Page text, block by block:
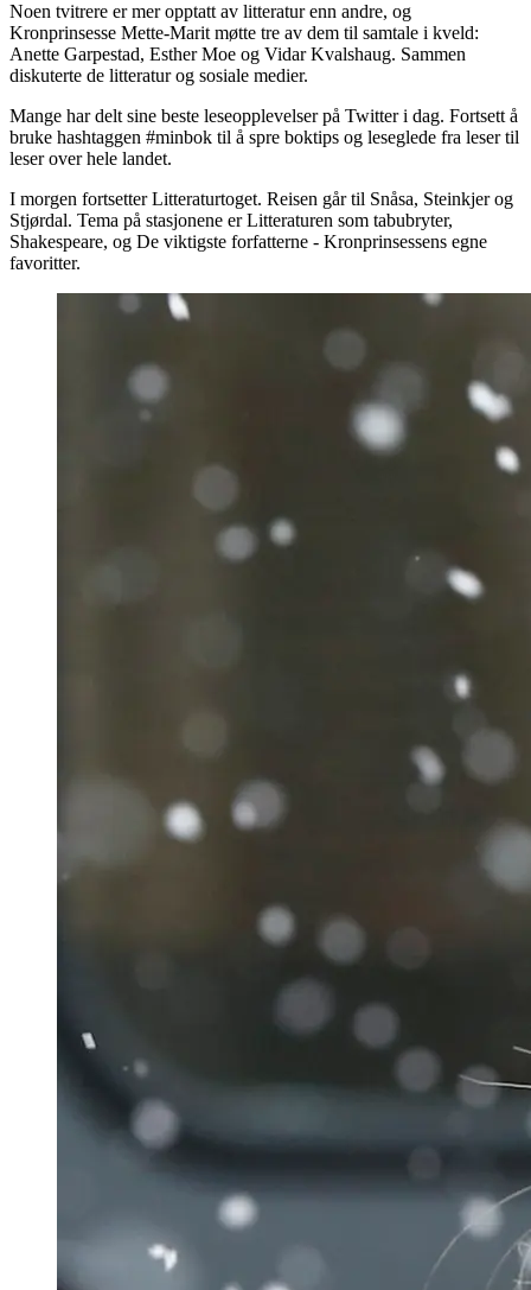
Noen tvitrere er mer opptatt av litteratur enn andre, og
Kronprinsesse Mette-Marit møtte tre av dem til samtale i kveld:
Anette Garpestad, Esther Moe og Vidar Kvalshaug. Sammen
diskuterte de litteratur og sosiale medier.
Mange har delt sine beste leseopplevelser på Twitter i dag. Fortsett å
bruke hashtaggen #minbok til å spre boktips og leseglede fra leser til
leser over hele landet.
I morgen fortsetter Litteraturtoget. Reisen går til Snåsa, Steinkjer og
Stjørdal. Tema på stasjonene er Litteraturen som tabubryter,
Shakespeare, og De viktigste forfatterne - Kronprinsessens egne
favoritter.